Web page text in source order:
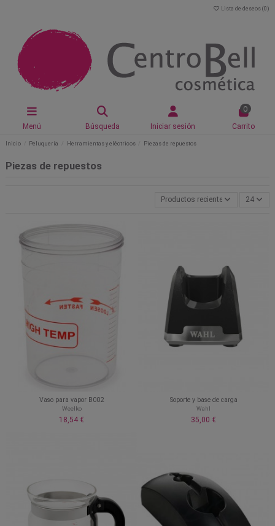
Lista de deseos (0 )
Menú Búsqueda Iniciar sesión
0
Carrito
Inicio Peluquería Herramientas y eléctricos Piezas de repuestos
Piezas de repuestos
Productos recientemente24
Vaso para vapor B002
Weelko
18,54 €
Soporte y base de carga
Wahl
35,00 €